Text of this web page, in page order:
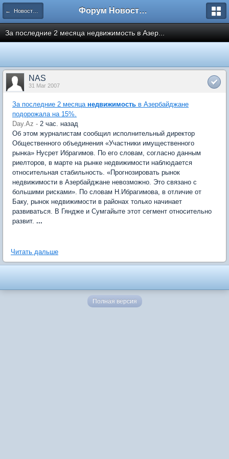
← Новости рынка недвижимости Форум Новостройки
За последние 2 месяца недвижимость в Азер...
NAS
31 Mar 2007
За последние 2 месяца недвижимость в Азербайджане
подорожала на 15%.
Day.Az - 2 час. назад
Об этом журналистам сообщил исполнительный директор
Общественного объединения «Участники имущественного
рынка» Нусрет Ибрагимов. По его словам, согласно данным
риелторов, в марте на рынке недвижимости наблюдается
относительная стабильность. «Прогнозировать рынок
недвижимости в Азербайджане невозможно. Это связано с
большими рисками». По словам Н.Ибрагимова, в отличие от
Баку, рынок недвижимости в районах только начинает
развиваться. В Гяндже и Сумгайыте этот сегмент относительно
развит. ...
Читать дальше
Полная версия